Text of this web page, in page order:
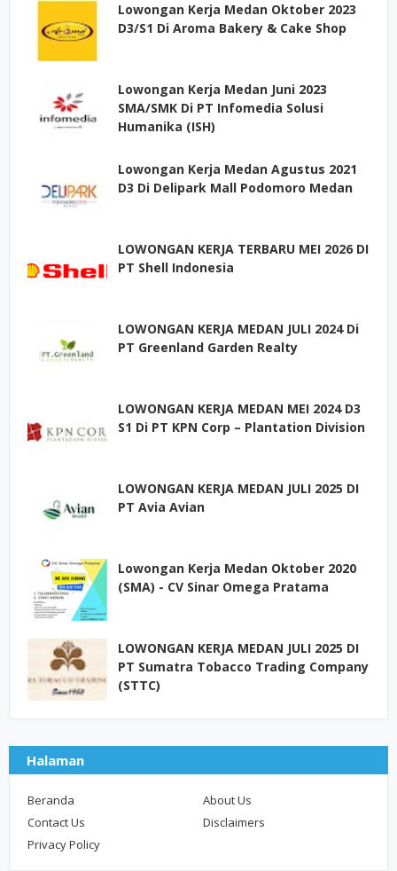
Lowongan Kerja Medan Oktober 2023
D3/S1 Di Aroma Bakery & Cake Shop
Lowongan Kerja Medan Juni 2023
SMA/SMK Di PT Infomedia Solusi
Humanika (ISH)
Lowongan Kerja Medan Agustus 2021
D3 Di Delipark Mall Podomoro Medan
LOWONGAN KERJA TERBARU MEI 2026 DI
PT Shell Indonesia
LOWONGAN KERJA MEDAN JULI 2024 Di
PT Greenland Garden Realty
LOWONGAN KERJA MEDAN MEI 2024 D3
S1 Di PT KPN Corp – Plantation Division
LOWONGAN KERJA MEDAN JULI 2025 DI
PT Avia Avian
Lowongan Kerja Medan Oktober 2020
(SMA) - CV Sinar Omega Pratama
LOWONGAN KERJA MEDAN JULI 2025 DI
PT Sumatra Tobacco Trading Company
(STTC)
Halaman
Beranda
About Us
Contact Us
Disclaimers
Privacy Policy